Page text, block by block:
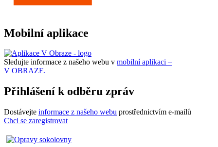
Mobilní aplikace
Sledujte informace z našeho webu v mobilní aplikaci –
V OBRAZE.
Přihlášení k odběru zpráv
Dostávejte informace z našeho webu prostřednictvím e-mailů
Chci se zaregistrovat